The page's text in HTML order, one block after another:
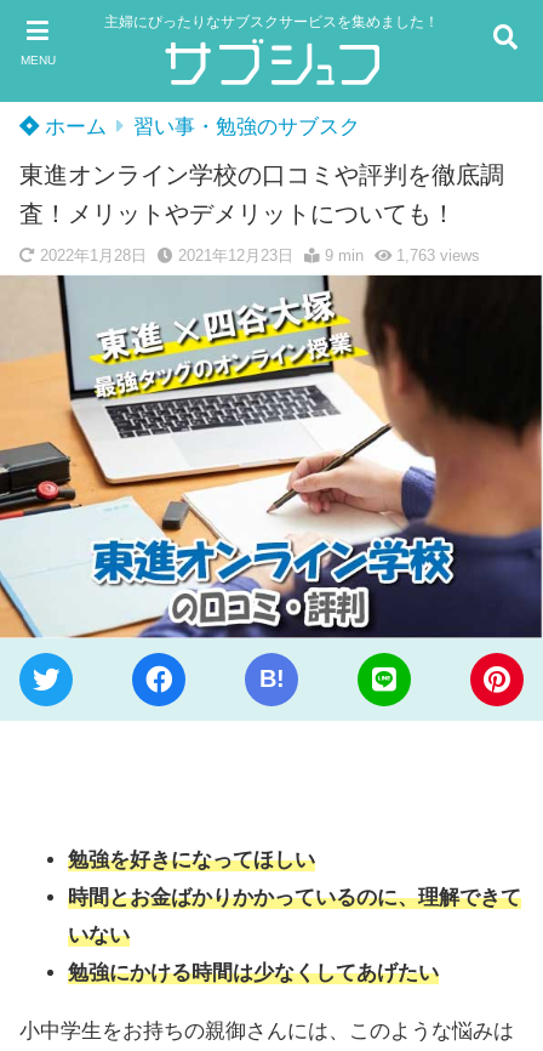
MENU
主婦にぴったりなサブスクサービスを集めました！
ホーム 習い事・勉強のサブスク
東進オンライン学校の口コミや評判を徹底調
査！メリットやデメリットについても！
2022年1月28日 2021年12月23日 9 min 1,763views
B!
勉強を好きになってほしい
時間とお金ばかりかかっているのに、理解できて
いない
勉強にかける時間は少なくしてあげたい
小中学生をお持ちの親御さんには、このような悩みは